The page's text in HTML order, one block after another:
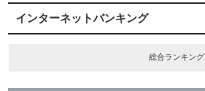
インターネットバンキング
総合ランキング